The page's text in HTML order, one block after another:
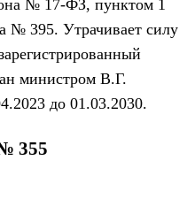
№ 17-ФЗ, пунктом 1
№ 395. Утрачивает силу
министром В.Г.
до 01.03.2030.
355